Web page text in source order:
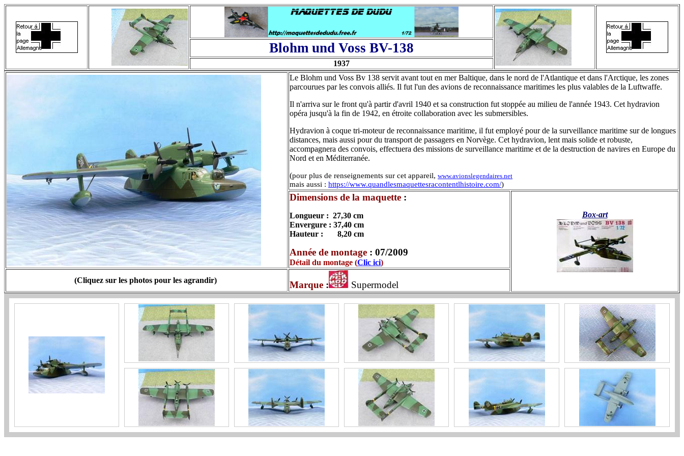
Blohm und Voss BV-138
1937
Le Blohm und Voss Bv 138 servit avant tout en mer Baltique, dans le nord de l'Atlantique et dans l'Arctique, les zones
parcourues par les convois alliés. Il fut l'un des avions de reconnaissance maritimes les plus valables de la Luftwaffe.
Il n'arriva sur le front qu'à partir d'avril 1940 et sa construction fut stoppée au milieu de l'année 1943. Cet hydravion
opéra jusqu'à la fin de 1942, en étroite collaboration avec les submersibles.
Hydravion à coque tri-moteur de reconnaissance maritime, il fut employé pour de la surveillance maritime sur de longues
distances, mais aussi pour du transport de passagers en Norvège. Cet hydravion, lent mais solide et robuste,
accompagnera des convois, effectuera des missions de surveillance maritime et de la destruction de navires en Europe du
Nord et en Méditerranée.
(pour plus de renseignements sur cet appareil, www.avionslegendaires.net
mais aussi : https://www.quandlesmaquettesracontentlhistoire.com/)
Dimensions de la maquette :
Longueur : 27,30 cm
Envergure : 37,40 cm
Hauteur :
8,20 cm
Année de montage : 07/2009
Détail du montage (Clic ici)
Box-art
(Cliquez sur les photos pour les agrandir) Marque : Supermodel